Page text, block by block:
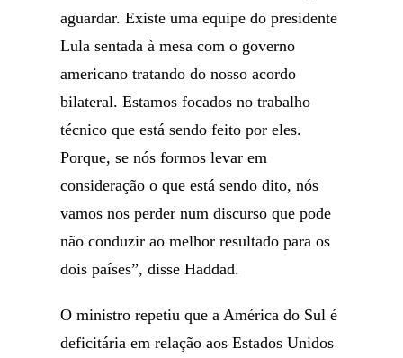
aguardar. Existe uma equipe do presidente
Lula sentada à mesa com o governo
americano tratando do nosso acordo
bilateral. Estamos focados no trabalho
técnico que está sendo feito por eles.
Porque, se nós formos levar em
consideração o que está sendo dito, nós
vamos nos perder num discurso que pode
não conduzir ao melhor resultado para os
dois países”, disse Haddad.
O ministro repetiu que a América do Sul é
deficitária em relação aos Estados Unidos